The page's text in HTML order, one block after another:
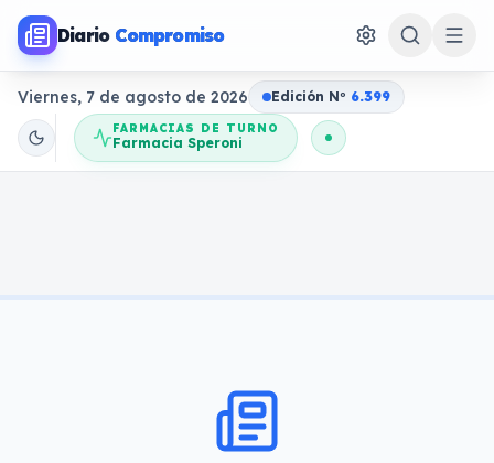
Diario Compromiso
Viernes, 7 de agosto de 2026 Edición No 6.399
FARMACIAS DE TURNO
Farmacia Speroni